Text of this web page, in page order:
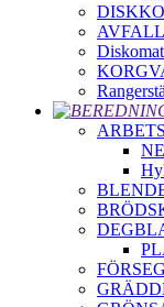
Diskomat